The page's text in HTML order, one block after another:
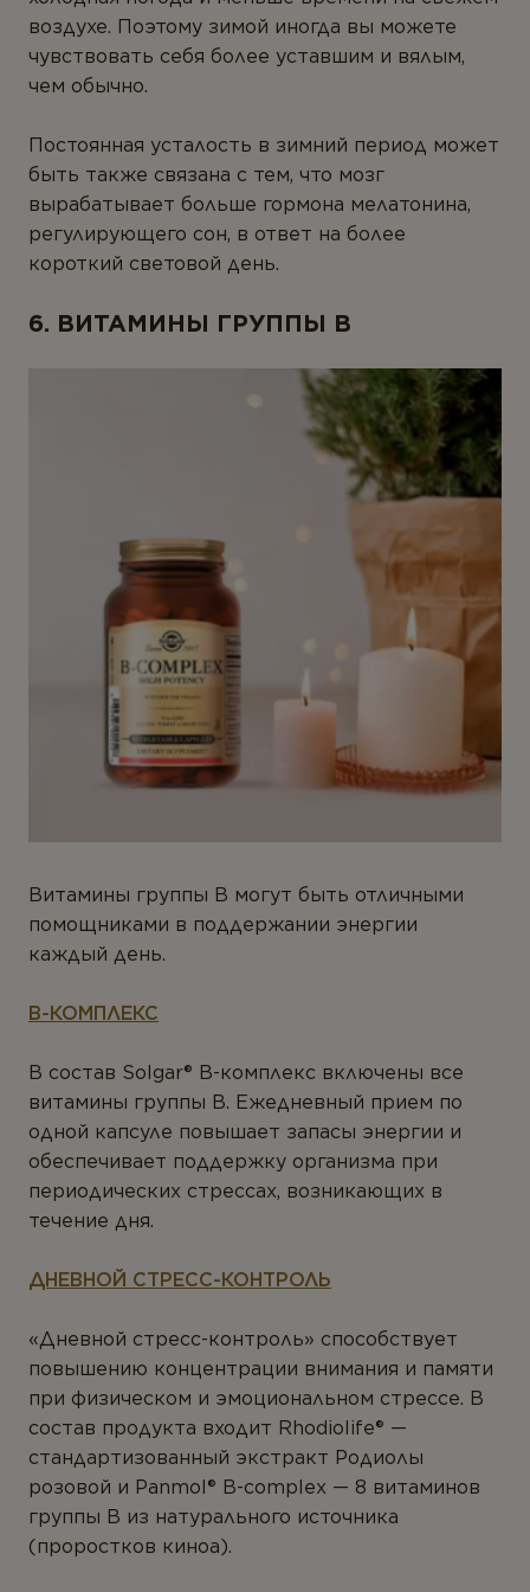
воздухе. Поэтому зимой иногда вы можете
чувствовать себя более уставшим и вялым,
чем обычно.
Постоянная усталость в зимний период может
быть также связана с тем, что мозг
вырабатывает больше гормона мелатонина,
регулирующего сон, в ответ на более
короткий световой день.
6. ВИТАМИНЫ ГРУППЫ В
Витамины группы B могут быть отличными
помощниками в поддержании энергии
каждый день.
В-КОМПЛЕКС
В состав Solgar® В-комплекс включены все
витамины группы В. Ежедневный прием по
одной капсуле повышает запасы энергии и
обеспечивает поддержку организма при
периодических стрессах, возникающих в
течение дня.
ДНЕВНОЙ СТРЕСС-КОНТРОЛЬ
«Дневной стресс-контроль» способствует
повышению концентрации внимания и памяти
при физическом и эмоциональном стрессе. В
состав продукта входит Rhodiolife® —
стандартизованный экстракт Родиолы
розовой и Panmol® B-complex — 8 витаминов
группы B из натурального источника
(проростков киноа).